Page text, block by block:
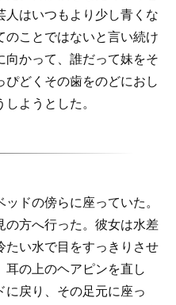
人はいつもより少し青くな
のことではないと言い続け
向かって、誰だって妹をそ
ぴどくその歯をのどにおし
ようとした。
ドの傍らに座っていた。
の方へ行った。彼女は水差
たい水で目をすっきりさせ
耳の上のヘアピンを直し
に戻り、その足元に座っ